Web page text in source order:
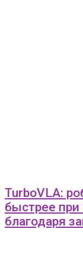
TurboVLA:
быстрее
благодаря